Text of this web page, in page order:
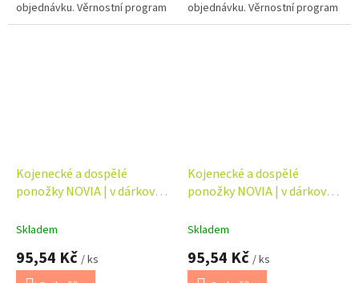
objednávku. Věrnostní program
objednávku. Věrnostní program
Kojenecké a dospělé
ponožky NOVIA | v dárkové
Skladem
95,54 Kč / ks
Kojenecké a dospělé
ponožky NOVIA | v dárkové
Skladem
95,54 Kč / ks